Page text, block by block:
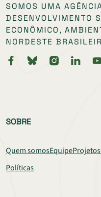
SOMOS UMA
DESENVOLVIMENTO
ECONÔMICO,
NORDESTE
SOBRE
Quem somosEquipeProjetos
Políticas